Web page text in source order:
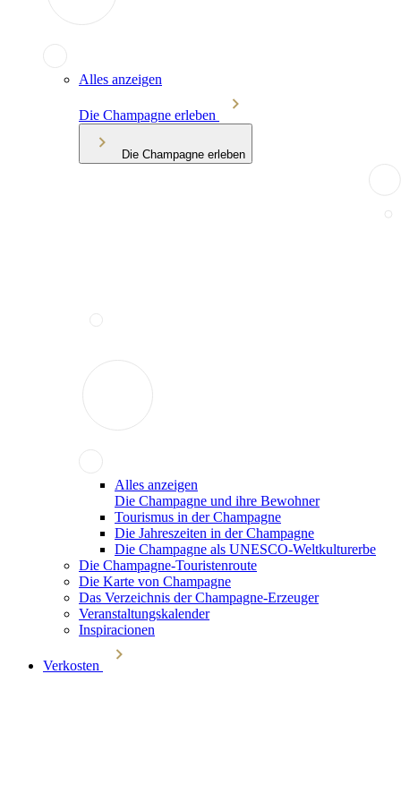
Alles anzeigen
Die Champagne erleben
Die Champagne erleben
Alles anzeigen
Die Champagne und ihre Bewohner
Tourismus in der Champagne
Die Jahreszeiten in der Champagne
Die Champagne als UNESCO-Weltkulturerbe
Die Champagne-Touristenroute
Die Karte von Champagne
Das Verzeichnis der Champagne-Erzeuger
Veranstaltungskalender
Inspiracionen
Verkosten